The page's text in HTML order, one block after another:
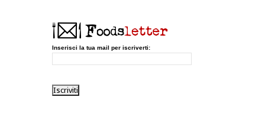
Inserisci la tua mail per iscriverti: